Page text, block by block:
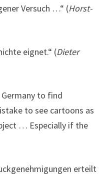
Versuch …“ (Horst-
eignet.“ (Dieter
to find
to see cartoons as
… Especially if the
erteilt